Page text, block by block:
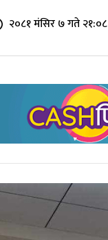
२०८१ मंसिर ७ गते २१:०८